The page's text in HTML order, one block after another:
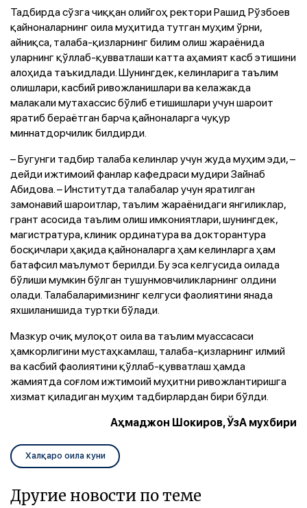
Тадбирда сўзга чиққан олийгоҳ ректори Рашид Рўзбоев
қайноналарнинг оила муҳитида тутган муҳим ўрни,
айниқса, талаба-қизларнинг билим олиш жараёнида
уларнинг қўллаб-қувватлаши катта аҳамият касб этишини
алоҳида таъкидлади. Шунингдек, келинларига таълим
олишлари, касбий ривожланишлари ва келажакда
малакали мутахассис бўлиб етишишлари учун шароит
яратиб бераётган барча қайноналарга чуқур
миннатдорчилик билдирди.
– Бугунги тадбир талаба келинлар учун жуда муҳим эди, –
дейди ижтимоий фанлар кафедраси мудири Зайнаб
Абидова. – Институтда талабалар учун яратилган
замонавий шароитлар, таълим жараёнидаги янгиликлар,
грант асосида таълим олиш имкониятлари, шунингдек,
магистратура, клиник ординатура ва докторантура
босқичлари ҳақида қайноналарга ҳам келинларга ҳам
батафсил маълумот берилди. Бу эса келгусида оилада
бўлиши мумкин бўлган тушунмовчиликларнинг олдини
олади. Талабаларимизнинг келгуси фаолиятини янада
яхшиланишида туртки бўлади.
Мазкур очиқ мулоқот оила ва таълим муассасаси
ҳамкорлигини мустаҳкамлаш, талаба-қизларнинг илмий
ва касбий фаолиятини қўллаб-қувватлаш ҳамда
жамиятда соғлом ижтимоий муҳитни ривожлантиришга
хизмат қиладиган муҳим тадбирлардан бири бўлди.
Аҳмаджон Шокиров, ЎзА мухбири
Халқаро оила куни
Другие новости по теме